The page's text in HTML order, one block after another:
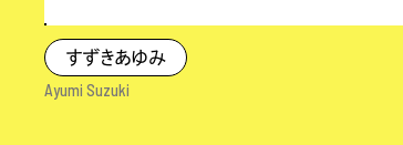
すずきあゆみ
Ayumi Suzuki